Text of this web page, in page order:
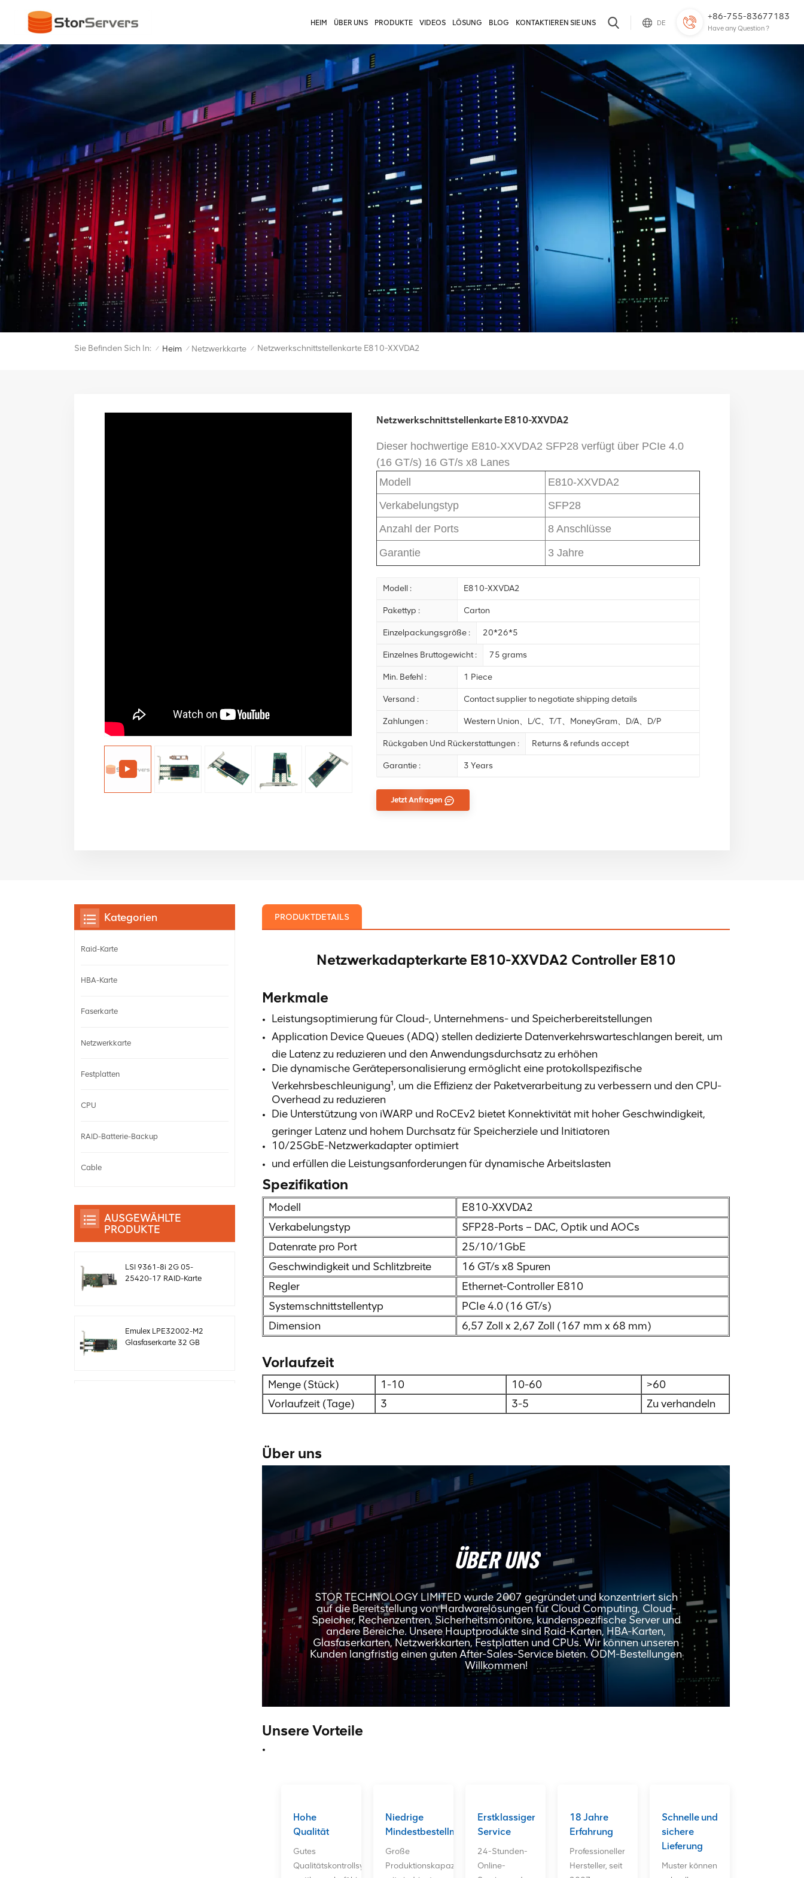
+86-755-83677183
Have any Question ?
DE
HEIM ÜBER UNS PRODUKTE VIDEOS LÖSUNG BLOG KONTAKTIEREN SIE UNS
Sie Befinden Sich In: / Heim / Netzwerkkarte / Netzwerkschnittstellenkarte E810-XXVDA2
Netzwerkschnittstellenkarte E810-XXVDA2
Dieser hochwertige E810-XXVDA2 SFP28 verfügt über PCIe 4.0
(16 GT/s) 16 GT/s x8 Lanes
Modell
E810-XXVDA2
Verkabelungstyp
SFP28
Anzahl der Ports
8 Anschlüsse
Garantie
3 Jahre
Modell : E810-XXVDA2
Pakettyp : Carton
Einzelpackungsgröße : 20*26*5
Einzelnes Bruttogewicht : 75 grams
Min. Befehl : 1 Piece
Versand : Contact supplier to negotiate shipping details
Zahlungen : Western Union、L/C、T/T、MoneyGram、D/A、D/P
Rückgaben Und Rückerstattungen : Returns & refunds accept
Garantie : 3 Years
Jetzt Anfragen
PRODUKTDETAILS
Netzwerkadapterkarte E810-XXVDA2 Controller E810
Merkmale
Leistungsoptimierung für Cloud-, Unternehmens- und Speicherbereitstellungen
Application Device Queues (ADQ) stellen dedizierte Datenverkehrswarteschlangen bereit, um
die Latenz zu reduzieren und den Anwendungsdurchsatz zu erhöhen
Die dynamische Gerätepersonalisierung ermöglicht eine protokollspezifische
Verkehrsbeschleunigung¹, um die Effizienz der Paketverarbeitung zu verbessern und den CPU-
Overhead zu reduzieren
Die Unterstützung von iWARP und RoCEv2 bietet Konnektivität mit hoher Geschwindigkeit,
geringer Latenz und hohem Durchsatz für Speicherziele und Initiatoren
10/25GbE-Netzwerkadapter optimiert
und erfüllen die Leistungsanforderungen für dynamische Arbeitslasten
Spezifikation
Modell
E810-XXVDA2
Verkabelungstyp
SFP28-Ports – DAC, Optik und AOCs
Datenrate pro Port
25/10/1GbE
Geschwindigkeit und Schlitzbreite
16 GT/s x8 Spuren
Regler
Ethernet-Controller E810
Systemschnittstellentyp
PCIe 4.0 (16 GT/s)
Dimension
6,57 Zoll x 2,67 Zoll (167 mm x 68 mm)
Vorlaufzeit
Menge (Stück) 1-10 10-60
>60
Vorlaufzeit (Tage)
3 3-5 Zu verhandeln
Über uns
ÜBER UNS
STOR TECHNOLOGY LIMITED wurde 2007 gegründet und konzentriert sich
auf die Bereitstellung von Hardwarelösungen für Cloud Computing, Cloud-
Speicher, Rechenzentren, Sicherheitsmonitore, kundenspezifische Server und
andere Bereiche. Unsere Hauptprodukte sind Raid-Karten, HBA-Karten,
Glasfaserkarten, Netzwerkkarten, Festplatten und CPUs. Wir können unseren
Kunden langfristig einen guten After-Sales-Service bieten. ODM-Bestellungen
Willkommen!
Unsere Vorteile
Hohe
Qualität
Gutes
Qualitätskontrollsystem,
Niedrige
Mindestbestellmenge
Große
Produktionskapazität
Erstklassiger
Service
24-Stunden-
Online-
18 Jahre
Erfahrung
Professioneller
Hersteller, seit
Schnelle und
sichere
Lieferung
Muster können
Kategorien
Raid-Karte
HBA-Karte
Faserkarte
Netzwerkkarte
Festplatten
CPU
RAID-Batterie-Backup
Cable
AUSGEWÄHLTE
PRODUKTE
LSI 9361-8i 2G 05-
25420-17 RAID-Karte
Emulex LPE32002-M2
Glasfaserkarte 32 GB